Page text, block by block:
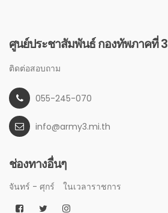
ศูนย์ประชาสัมพันธ์ กองทัพภาคที่ 3
ติดต่อสอบถาม
055-245-070
info@army3.mi.th
ช่องทางอื่นๆ
จันทร์ - ศุกร์ ในเวลาราชการ